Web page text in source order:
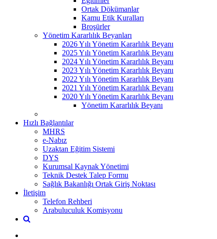
Ortak Dökümanlar
Kamu Etik Kuralları
Broşürler
Yönetim Kararlılık Beyanları
2026 Yılı Yönetim Kararlılık Beyanı
2025 Yılı Yönetim Kararlılık Beyanı
2024 Yılı Yönetim Kararlılık Beyanı
2023 Yılı Yönetim Kararlılık Beyanı
2022 Yılı Yönetim Kararlılık Beyanı
2021 Yılı Yönetim Kararlılık Beyanı
2020 Yılı Yönetim Kararlılık Beyanı
Yönetim Kararlılık Beyanı
Hızlı Bağlantılar
MHRS
e-Nabız
Uzaktan Eğitim Sistemi
DYS
Kurumsal Kaynak Yönetimi
Teknik Destek Talep Formu
Sağlık Bakanlığı Ortak Giriş Noktası
İletişim
Telefon Rehberi
Arabuluculuk Komisyonu